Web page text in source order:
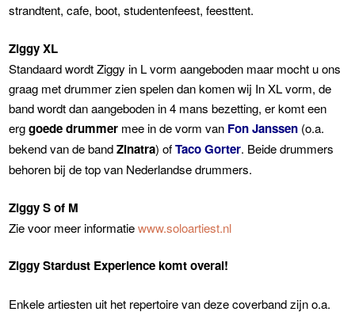
strandtent, cafe, boot, studentenfeest, feesttent.
Ziggy XL
Standaard wordt Ziggy in L vorm aangeboden maar mocht u ons
graag met drummer zien spelen dan komen wij In XL vorm, de
band wordt dan aangeboden in 4 mans bezetting, er komt een
erggoede drummer mee in de vorm van Fon Janssen (o.a.
bekend van de bandZinatra) ofTaco Gorter. Beide drummers
behoren bij de top van Nederlandse drummers.
Ziggy S of M
Zie voor meer informatiewww.soloartiest.nl
Ziggy Stardust Experience komt overal!
Enkele artiesten uit het repertoire van deze coverband zijn o.a.